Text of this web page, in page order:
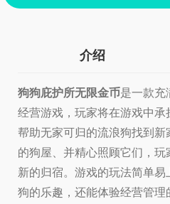
介绍
狗狗庇护所无限金币是一款充
经营游戏，玩家将在游戏中
帮助无家可归的流浪狗找到
的狗屋、并精心照顾它们，
新的归宿。游戏的玩法简单
狗的乐趣，还能体验经营管理